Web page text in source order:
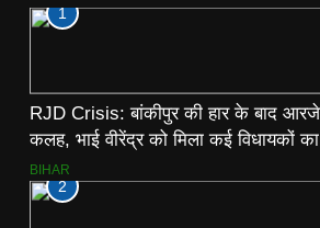
1
RJD Crisis: बांकीपुर की हार के बाद
कलह, भाई वीरेंद्र को मिला कई विधायकों
BIHAR
2